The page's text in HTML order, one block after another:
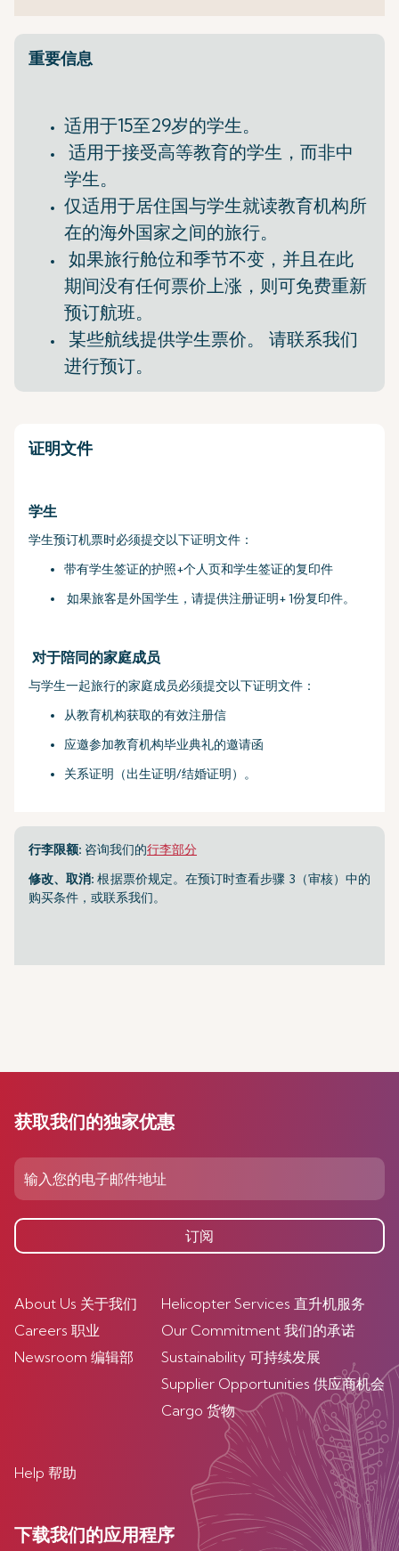
重要信息
适用于15至29岁的学生。
适用于接受高等教育的学生，而非中
学生。
仅适用于居住国与学生就读教育机构所
在的海外国家之间的旅行。
如果旅行舱位和季节不变，并且在此
期间没有任何票价上涨，则可免费重新
预订航班。
某些航线提供学生票价。 请联系我们
进行预订。
证明文件
学生
学生预订机票时必须提交以下证明文件：
带有学生签证的护照+个人页和学生签证的复印件
如果旅客是外国学生，请提供注册证明+ 1份复印件。
对于陪同的家庭成员
与学生一起旅行的家庭成员必须提交以下证明文件：
从教育机构获取的有效注册信
应邀参加教育机构毕业典礼的邀请函
关系证明（出生证明/结婚证明）。
行李限额: 咨询我们的行李部分
修改、取消:根据票价规定。在预订时查看步骤 3（审核）中的
购买条件，或联系我们。
获取我们的独家优惠
订阅
About Us 关于我们
Careers 职业
Newsroom 编辑部
Helicopter Services 直升机服务
Our Commitment 我们的承诺
Sustainability 可持续发展
Supplier Opportunities 供应商机会
Cargo 货物
Help 帮助
下载我们的应用程序